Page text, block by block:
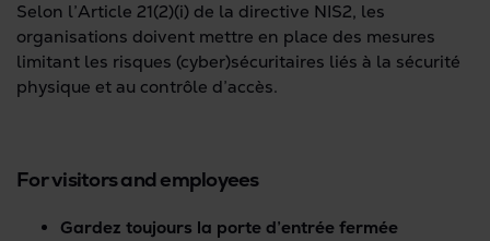
Selon l’Article 21(2)(i) de la directive NIS2, les
organisations doivent mettre en place des mesures
limitant les risques (cyber)sécuritaires liés à la sécurité
physique et au contrôle d’accès.
For visitors and employees
Gardez toujours la porte d’entrée fermée